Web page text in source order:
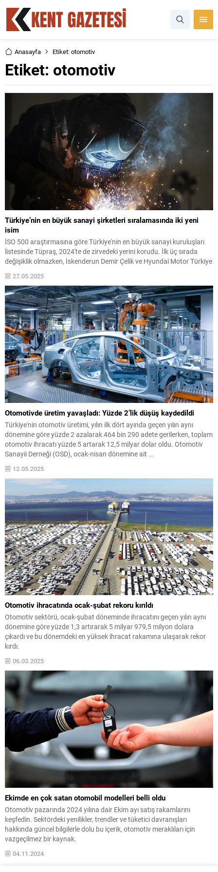
Anasayfa Etiket: otomotiv
Etiket: otomotiv
Türkiye’nin en büyük sanayi şirketleri sıralamasında iki yeni
isim
İSO 500 araştırmasına göre Türkiye'nin en büyük sanayi kuruluşları
listesinde Tüpraş, 2024'te de zirvedeki yerini korudu. İlk üç sırada
değişiklik olmazken, İskenderun Demir Çelik ve Hyundai Motor Türkiye
sanayi şirketi...
27.05.2025
Otomotivde üretim yavaşladı: Yüzde 2’lik düşüş kaydedildi
Türkiye'nin otomotiv üretimi, yılın ilk dört ayında geçen yılın aynı
dönemine göre yüzde 2 azalarak 464 bin 290 adete gerilerken, toplam
otomotiv ihracatı yüzde 5 artarak 12,5 milyar dolar oldu. Otomotiv
Sanayii Derneği (OSD), ocak-nisan dönemine ait ...
12.05.2025
Otomotiv ihracatında ocak-şubat rekoru kırıldı
Otomotiv sektörü, ocak-şubat döneminde ihracatını geçen yılın aynı
dönemine göre yüzde 1,3 artırarak 5 milyar 979,5 milyon dolara
çıkardı ve bu dönemdeki en yüksek ihracat rakamına ulaşarak rekor
kırdı.
06.03.2025
Ekimde en çok satan otomobil modelleri belli oldu
Otomotiv pazarında 2024 yılına dair Ekim ayı satış rakamlarını
keşfedin. Sektördeki yenilikler, trendler ve tüketici davranışları
hakkında güncel bilgilerle dolu bu içerik, otomotiv meraklıları için
vazgeçilmez bir kaynak.
04.11.2024